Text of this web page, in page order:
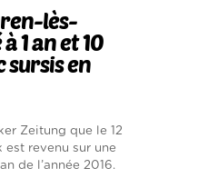
lès-
1 an et 10
sursis en
Zeitung que le 12
revenu sur une
de l’année 2016.